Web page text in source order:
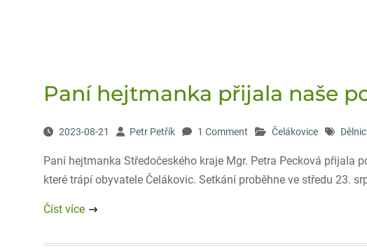
Paní hejtmanka přijala naše
2023-08-21 Petr Petřík 1 Comment Čelákovice
Paní hejtmanka Středočeského kraje Mgr. Petra Pecková přijala
které trápí obyvatele Čelákovic. Setkání proběhne ve středu 23.
Číst více